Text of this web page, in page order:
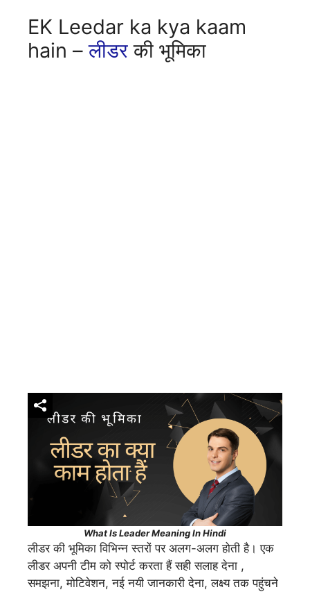
EK Leedar ka kya kaam
hain –लीडर की भूमिका
What Is Leader Meaning In Hindi
लीडर की भूमिका विभिन्न स्तरों पर अलग-अलग होती है। एक
लीडर अपनी टीम को स्पोर्ट करता हैं सही सलाह देना ,
समझना, मोटिवेशन, नई नयी जानकारी देना, लक्ष्य तक पहुंचने